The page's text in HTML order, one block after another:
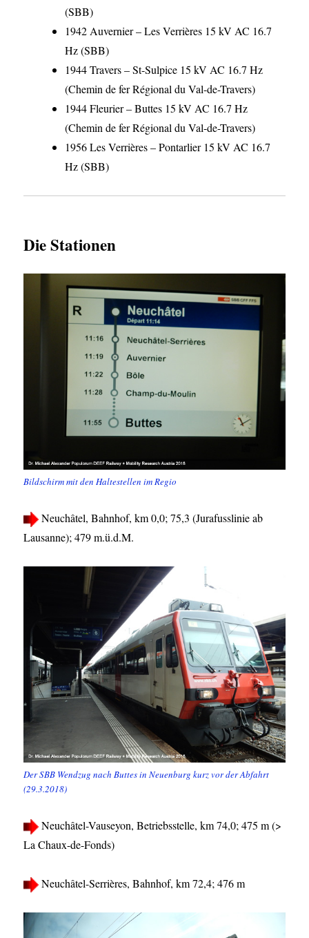
(SBB)
1942 Auvernier – Les Verrières 15 kV AC 16.7
Hz (SBB)
1944 Travers – St-Sulpice 15 kV AC 16.7 Hz
(Chemin de fer Régional du Val-de-Travers)
1944 Fleurier – Buttes 15 kV AC 16.7 Hz
(Chemin de fer Régional du Val-de-Travers)
1956 Les Verrières – Pontarlier 15 kV AC 16.7
Hz (SBB)
Die Stationen
Bildschirm mit den Haltestellen im Regio
Neuchâtel, Bahnhof, km 0,0; 75,3 (Jurafusslinie ab
Lausanne); 479 m.ü.d.M.
Der SBB Wendzug nach Buttes in Neuenburg kurz vor der Abfahrt
(29.3.2018)
Neuchâtel-Vauseyon, Betriebsstelle, km 74,0; 475 m (>
La Chaux-de-Fonds)
Neuchâtel-Serrières, Bahnhof, km 72,4; 476 m